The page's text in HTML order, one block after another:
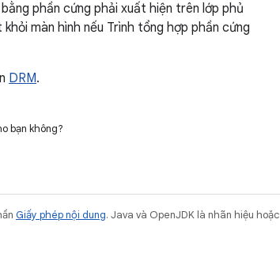
phần cứng phải xuất hiện trên lớp phủ
màn hình nếu Trình tổng hợp phần cứng
DRM.
bạn không?
Giấy phép nội dung. Java và OpenJDK là nhãn hiệu hoặc